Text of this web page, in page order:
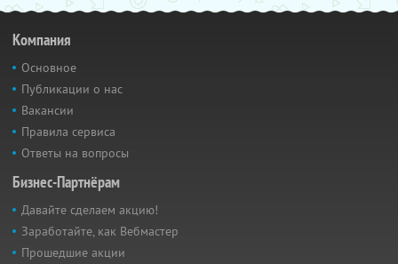
Компания
Основное
Публикации о нас
Вакансии
Правила сервиса
Ответы на вопросы
Бизнес-Партнёрам
Давайте сделаем акцию!
Заработайте, как Вебмастер
Прошедшие акции